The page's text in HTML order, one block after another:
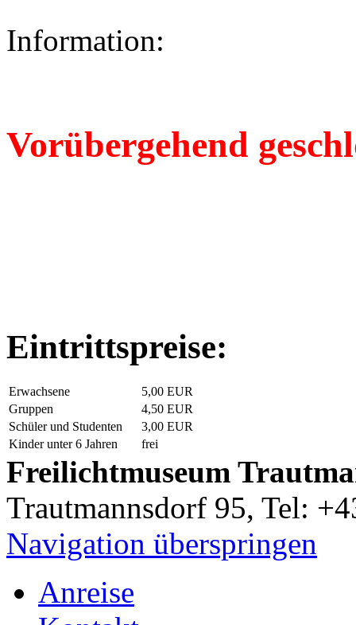
Information:
Vorübergehend
Eintrittspreise:
Erwachsene
5,00 EUR
Gruppen
4,50 EUR
Schüler und Studenten
3,00 EUR
Kinder unter 6 Jahren
frei
Freilichtmuseum
Trautmannsdorf 95, Tel:
Navigation überspringen
Anreise